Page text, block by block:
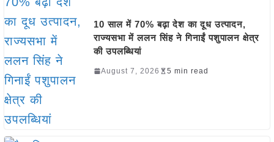
10 साल में 70% बढ़ा देश का दूध उत्पादन,
राज्यसभा में ललन सिंह ने गिनाईं पशुपालन क्षेत्र
की उपलब्धियां
August 7, 2026 5 min read